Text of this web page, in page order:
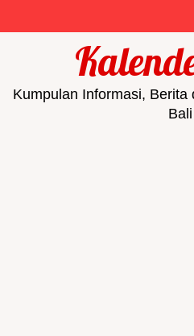
Kumpulan Informasi,
Bali